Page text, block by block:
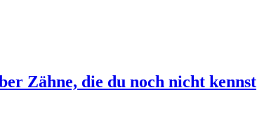
Zähne, die du noch nicht kennst